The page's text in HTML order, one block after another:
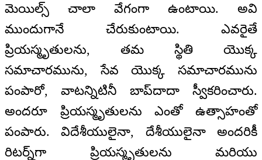
మెయిల్స్‌ చాలా వేగంగా ఉంటాయి. అవి
ముందుగానే చేరుకుంటాయి. ఎవరైతే
ప్రియస్మృతులను, తమ స్థితి యొక్క
సమాచారమును, సేవ యొక్క సమాచారమును
పంపారో, వాటన్నిటినీ బాప్‌దాదా స్వీకరించారు.
అందరూ ప్రియస్మృతులను ఎంతో ఉత్సాహంతో
పంపారు. విదేశీయులైనా, దేశీయులైనా అందరికీ
రిటర్న్‌గా ప్రియస్మృతులను మరియు